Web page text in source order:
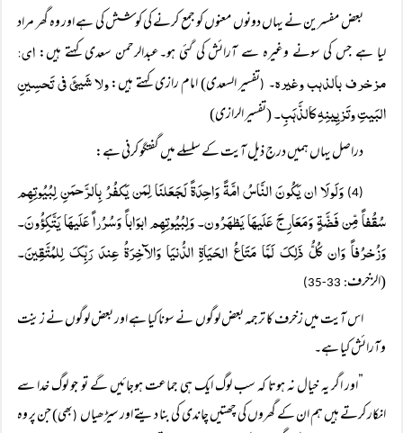
بعض مفسرین نے یہاں دونوں معنوں کو جمع کرنے کی کوشش کی ہے اور وہ گھر مراد
لیا ہے جس کی سونے وغیرہ سے آرائش کی گئی ہو۔عبدالرحمن سعدی کہتے ہیں: ای:
مزخرف بالذہب وغیرہ۔ (تفسیر السعدی) امام رازی کہتے ہیں:ولا شَیئَ فی تَحسِینِ
البَیتِ وتَزیِینِہِ کالذَّہَبِ۔(تفسیر الرازی)
دراصل یہاں ہمیں درج ذیل آیت کے سلسلے میں گفتگو کرنی ہے:
(4)
وَلَولَا ان یَکُونَ النَّاسُ امَّۃً وَاحِدَۃً لَجَعَلنَا لِمَن یَکفُرُ بِالرَّحمَنِ لِبُیُوتِہِم
سُقُفاً مِّن فَضَّۃٍ وَمَعَارِجَ عَلَیہَا یَظہَرُون۔ وَلِبُیُوتِہِم ابوَاباً وَسُرُراً عَلَیہَا یَتَّکِؤُونَ۔
وَزُخرُفاً وَان کُلُّ ذَلِکَ لَمَّا مَتَاعُ الحَیَاۃِ الدُّنیَا وَالآخِرَۃُ عِندَ رَبِّکَ لِلمُتَّقِینَ۔
(الزخرف: 33-35)
اس آیت میں زخرف کا ترجمہ بعض لوگوں نے سونا کیا ہے اور بعض لوگوں نے زینت
وآرائش کیا ہے۔
”اور اگر یہ خیال نہ ہوتا کہ سب لوگ ایک ہی جماعت ہوجائیں گے تو جو لوگ خدا سے
انکار کرتے ہیں ہم ان کے گھروں کی چھتیں چاندی کی بنا دیتے اور سیڑھیاں (بھی) جن پر وہ